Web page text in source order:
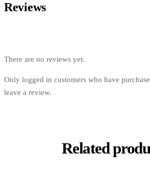
Reviews
There are no reviews yet.
Only logged in customers who have
leave a review.
Related